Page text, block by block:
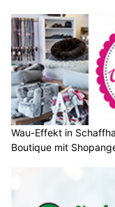
Wau-Effekt in
Boutique mit